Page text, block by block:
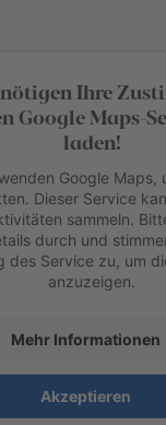
Ihre
Google Maps-
laden!
Google Maps,
Dieser Service
sammeln.
durch und
des Service zu, um
anzuzeigen.
Mehr Informationen
Akzeptieren